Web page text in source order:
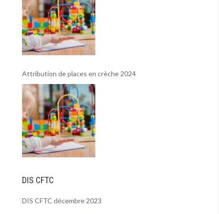
Attribution de places en crèche 2024
DIS CFTC
DIS CFTC décembre 2023